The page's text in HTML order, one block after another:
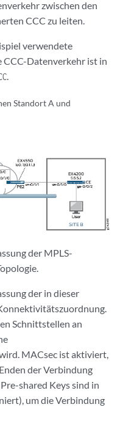
zwischen den
CCC zu leiten.
verwendete
CCC-Datenverkehr ist in
.
Standort A und
der MPLS-
der in dieser
Schnittstellen an
MACsec ist aktiviert,
der Verbindung
shared Keys sind in
um die Verbindung